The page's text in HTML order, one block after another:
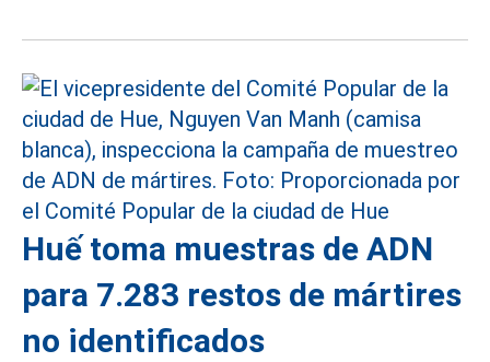
Huế toma muestras de ADN
para 7.283 restos de mártires
no identificados